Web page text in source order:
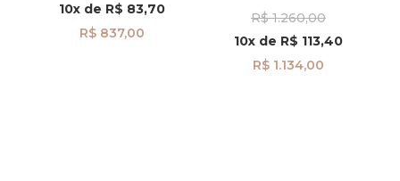
10xde R$ 83,70
R$ 837,00
Manuscrito Amor Infinito
pi24492
R$ 1.260,00
10x de R$ 113,40
R$ 1.134,00